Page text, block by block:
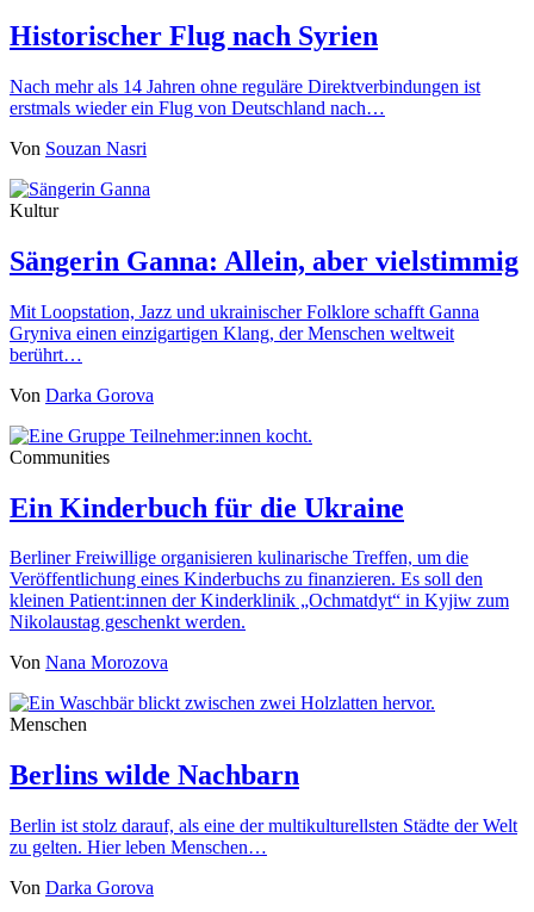
Historischer Flug nach Syrien
Nach mehr als 14 Jahren ohne reguläre Direktverbindungen ist
erstmals wieder ein Flug von Deutschland nach…
Von Souzan Nasri
Kultur
Sängerin Ganna: Allein, aber vielstimmig
Mit Loopstation, Jazz und ukrainischer Folklore schafft Ganna
Gryniva einen einzigartigen Klang, der Menschen weltweit
berührt…
Von Darka Gorova
Communities
Ein Kinderbuch für die Ukraine
Berliner Freiwillige organisieren kulinarische Treffen, um die
Veröffentlichung eines Kinderbuchs zu finanzieren. Es soll den
kleinen Patient:innen der Kinderklinik „Ochmatdyt“ in Kyjiw zum
Nikolaustag geschenkt werden.
Von Nana Morozova
Menschen
Berlins wilde Nachbarn
Berlin ist stolz darauf, als eine der multikulturellsten Städte der Welt
zu gelten. Hier leben Menschen…
Von Darka Gorova